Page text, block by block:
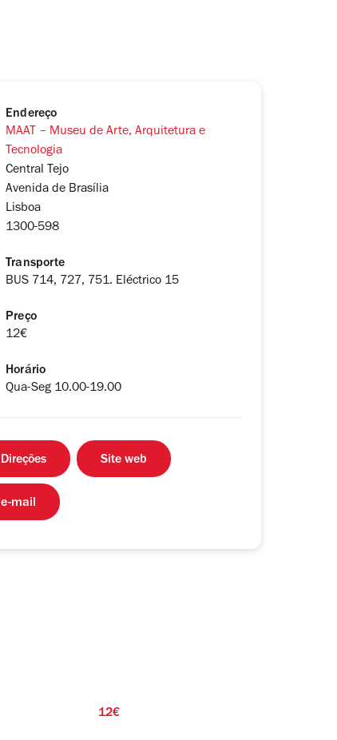
Endereço
MAAT – Museu de Arte, Arquitetura e
Tecnologia
Central Tejo
Avenida de Brasília
Lisboa
1300-598
Transporte
BUS 714, 727, 751. Eléctrico 15
Preço
12€
Horário
Qua-Seg 10.00-19.00
Direções Site web
e-mail
12€